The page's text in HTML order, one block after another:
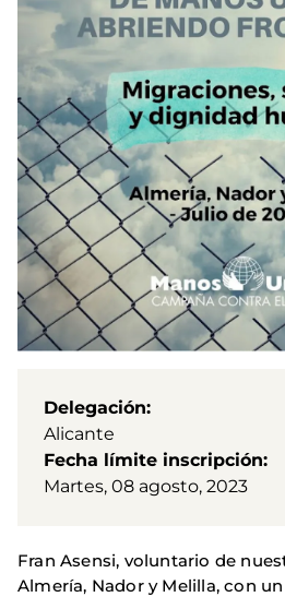
Delegación
Alicante
Fecha límite inscripción
Martes, 08 agosto, 2023
Fran Asensi, voluntario de
Almería, Nador y Melilla, con